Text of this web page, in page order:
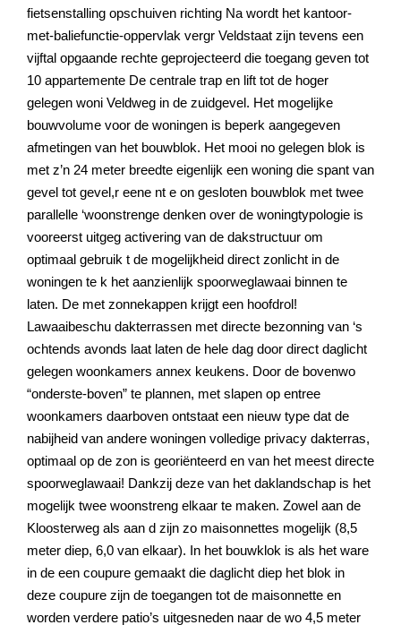
fietsenstalling opschuiven richting Na wordt het kantoor-
met-baliefunctie-oppervlak vergr Veldstaat zijn tevens een
vijftal opgaande rechte geprojecteerd die toegang geven tot
10 appartemente De centrale trap en lift tot de hoger
gelegen woni Veldweg in de zuidgevel. Het mogelijke
bouwvolume voor de woningen is beperk aangegeven
afmetingen van het bouwblok. Het mooi no gelegen blok is
met z’n 24 meter breedte eigenlijk een woning die spant van
gevel tot gevel,r eene nt e on gesloten bouwblok met twee
parallelle ‘woonstrenge denken over de woningtypologie is
vooreerst uitgeg activering van de dakstructuur om
optimaal gebruik t de mogelijkheid direct zonlicht in de
woningen te k het aanzienlijk spoorweglawaai binnen te
laten. De met zonnekappen krijgt een hoofdrol!
Lawaaibeschu dakterrassen met directe bezonning van ‘s
ochtends avonds laat laten de hele dag door direct daglicht
gelegen woonkamers annex keukens. Door de bovenwo
“onderste-boven” te plannen, met slapen op entree
woonkamers daarboven ontstaat een nieuw type dat de
nabijheid van andere woningen volledige privacy dakterras,
optimaal op de zon is georiënteerd en van het meest directe
spoorweglawaai! Dankzij deze van het daklandschap is het
mogelijk twee woonstreng elkaar te maken. Zowel aan de
Kloosterweg als aan d zijn zo maisonnettes mogelijk (8,5
meter diep, 6,0 van elkaar). In het bouwklok is als het ware
in de een coupure gemaakt die daglicht diep het blok in
deze coupure zijn de toegangen tot de maisonnette en
worden verdere patio’s uitgesneden naar de wo 4,5 meter